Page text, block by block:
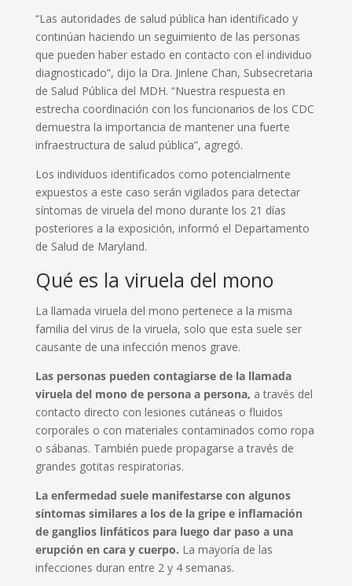
“Las autoridades de salud pública han identificado y
continúan haciendo un seguimiento de las personas
que pueden haber estado en contacto con el individuo
diagnosticado”, dijo la Dra. Jinlene Chan, Subsecretaria
de Salud Pública del MDH. “Nuestra respuesta en
estrecha coordinación con los funcionarios de los CDC
demuestra la importancia de mantener una fuerte
infraestructura de salud pública”, agregó.
Los individuos identificados como potencialmente
expuestos a este caso serán vigilados para detectar
síntomas de viruela del mono durante los 21 días
posteriores a la exposición, informó el Departamento
de Salud de Maryland.
Qué es la viruela del mono
La llamada viruela del mono pertenece a la misma
familia del virus de la viruela, solo que esta suele ser
causante de una infección menos grave.
Las personas pueden contagiarse de la llamada
viruela del mono de persona a persona, a través del
contacto directo con lesiones cutáneas o fluidos
corporales o con materiales contaminados como ropa
o sábanas. También puede propagarse a través de
grandes gotitas respiratorias.
La enfermedad suele manifestarse con algunos
síntomas similares a los de la gripe e inflamación
de ganglios linfáticos para luego dar paso a una
erupción en cara y cuerpo. La mayoría de las
infecciones duran entre 2 y 4 semanas.